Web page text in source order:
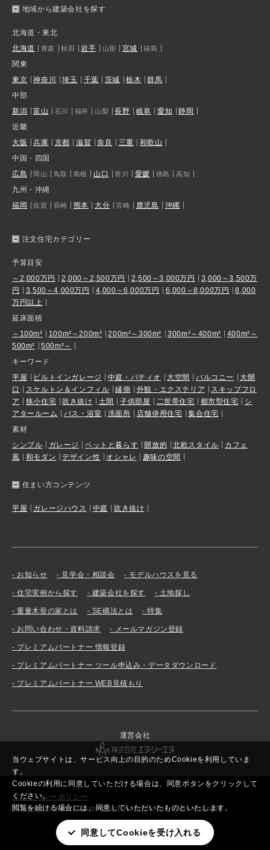
当ウェブサイトは、サービス向上の目的のためCookieを利用していま
す。
Cookieの利用に同意していただける場合は、同意ボタンをクリックして
ください。
閲覧を続ける場合には、同意していただいたものといたします。
同意してCookieを受け入れる
地域から建築会社を探す
北海道・東北
北海道
青森 秋田 岩手 山形 宮城 福島
関東
東京
神奈川 埼玉 千葉 茨城 栃木
群馬
中部
新潟
富山 石川 福井 山梨 長野 岐阜 愛知
静岡
近畿
大阪
兵庫 京都 滋賀 奈良 三重
和歌山
中国・四国
広島
岡山 鳥取 島根 山口 香川 愛媛 徳島 高知
九州・沖縄
福岡
佐賀 長崎 熊本 大分 宮崎 鹿児島 沖縄
注文住宅カテゴリー
予算目安
～2,000万円
2,000～2,500万円 2,500～3,000万円
3,000～3,500万
円
3,500～4,000万円 4,000～6,000万円 6,000～8,000万円
8,000
万円以上
延床面積
～100m²
100m²～200m² 200m²～300m² 300m²～400m²
400m²～
500m²
500m²～
キーワード
平屋
ビルトインガレージ 中庭・パティオ 大空間 バルコニー
大開
口
スケルトン＆インフィル 縁側 外観・エクステリア
スキップフロ
ア
狭小住宅 吹き抜け 土間 子供部屋 二世帯住宅 都市型住宅
シ
アタールーム
バス・浴室 洗面所 店舗併用住宅
集合住宅
素材
シンプル
ガレージ ペットと暮らす 開放的 北欧スタイル
カフェ
風
和モダン デザイン性 オシャレ 趣味の空間
住まい方コンテンツ
平屋 ガレージハウス 中庭 吹き抜け
お知らせ 見学会・相談会 モデルハウスを見る
住宅実例から探す 建築会社を探す 土地探し
重量木骨の家とは SE構法とは 特集
お問い合わせ・資料請求 メールマガジン登録
プレミアムパートナー 情報登録
プレミアムパートナー ツール申込み・データダウンロード
プレミアムパートナー WEB見積もり
運営会社
プライバシーポリシー
Copyright© New Constructor’s Network. All rights reserved.